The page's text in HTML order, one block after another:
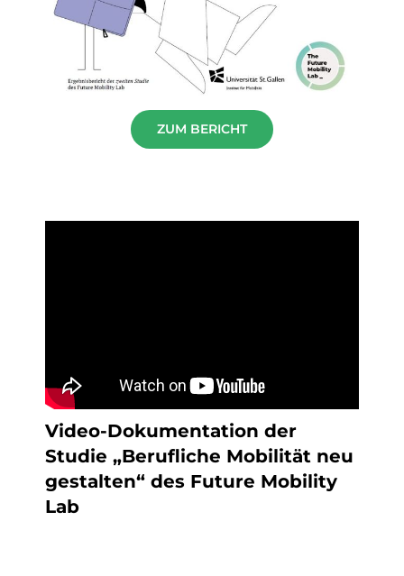
ZUM BERICHT
Video-Dokumentation der
Studie „Berufliche Mobilität neu
gestalten“ des Future Mobility
Lab